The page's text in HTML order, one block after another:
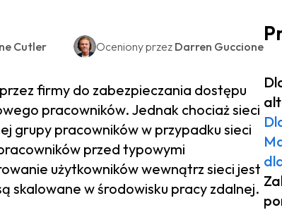
Cutler Oceniony przez Darren Guccione
firmy do zabezpieczania dostępu
pracowników. Jednak chociaż sieci
grupy pracowników w przypadku sieci
przed typowymi
użytkowników wewnątrz sieci jest
skalowane w środowisku pracy zdalnej.